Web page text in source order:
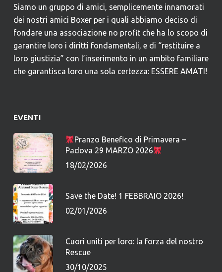
Siamo un gruppo di amici, semplicemente innamorati
dei nostri amici Boxer per i quali abbiamo deciso di
fondare una associazione no profit che ha lo scopo di
garantire loro i diritti fondamentali, e di “restituire a
loro giustizia” con l’inserimento in un ambito familiare
che garantisca loro una sola certezza: ESSERE AMATI!
EVENTI
Pranzo Benefico di Primavera –
Padova 29 MARZO 2026
18/02/2026
Save the Date! 1 FEBBRAIO 2026!
02/01/2026
Cuori uniti per loro: la forza del nostro
Rescue
30/10/2025